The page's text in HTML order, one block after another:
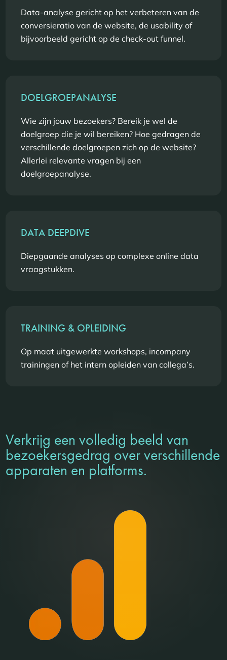
Data-analyse gericht op het verbeteren van de
conversieratio van de website, de usability of
bijvoorbeeld gericht op de check-out funnel.
DOELGROEPANALYSE
Wie zijn jouw bezoekers? Bereik je wel de
doelgroep die je wil bereiken? Hoe gedragen de
verschillende doelgroepen zich op de website?
Allerlei relevante vragen bij een
doelgroepanalyse.
DATA DEEPDIVE
Diepgaande analyses op complexe online data
vraagstukken.
TRAINING & OPLEIDING
Op maat uitgewerkte workshops, incompany
trainingen of het intern opleiden van collega’s.
Verkrijg een volledig beeld van
bezoekersgedrag over verschillende
apparaten en platforms.